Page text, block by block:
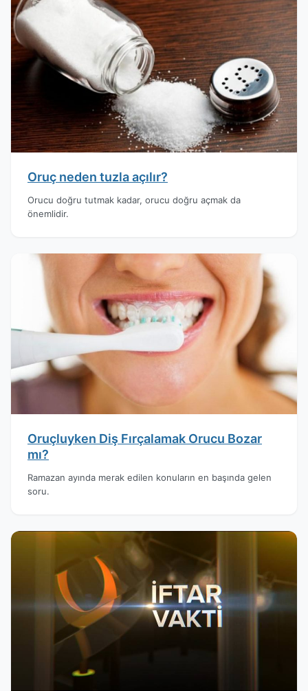
Oruç neden tuzla açılır?
Orucu doğru tutmak kadar, orucu doğru açmak da
önemlidir.
Oruçluyken Diş Fırçalamak Orucu Bozar
mı?
Ramazan ayında merak edilen konuların en başında gelen
soru.